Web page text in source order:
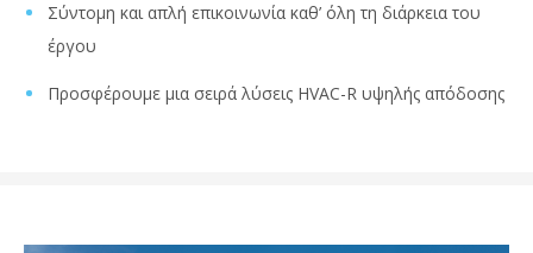
Σύντομη και απλή επικοινωνία καθ’ όλη τη διάρκεια του
έργου
Προσφέρουμε μια σειρά λύσεις HVAC-R υψηλής απόδοσης